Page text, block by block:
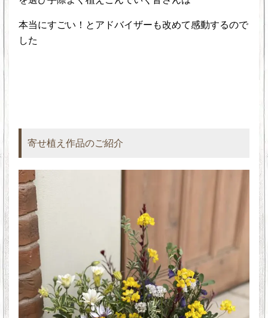
本当にすごい！とアドバイザーも改めて感動するので
した
寄せ植え作品のご紹介